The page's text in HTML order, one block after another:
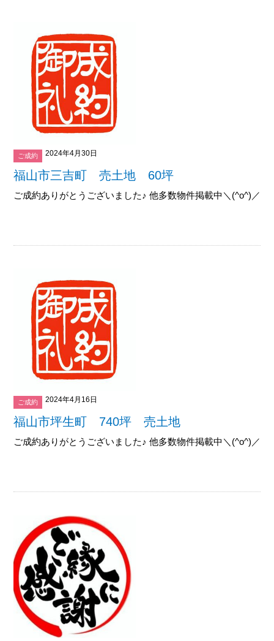
ご成約 2024年4月30日
福山市三吉町 売土地 60坪
ご成約ありがとうございました♪ 他多数物件掲載中＼(^o^)／
ご成約 2024年4月16日
福山市坪生町 740坪 売土地
ご成約ありがとうございました♪ 他多数物件掲載中＼(^o^)／